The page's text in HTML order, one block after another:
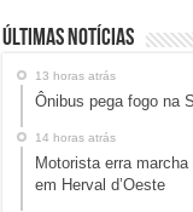
Últimas Notícias
13 horas atrás
Ônibus pega fogo na
14 horas atrás
Motorista erra
em Herval d’Oeste